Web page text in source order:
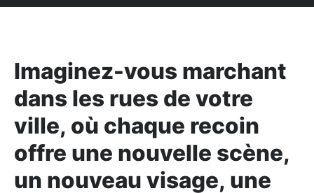
Imaginez-vous marchant
dans les rues de votre
ville, où chaque recoin
offre une nouvelle scène,
un nouveau visage, une